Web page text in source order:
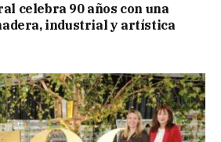
celebra 90 años con una
industrial y artística